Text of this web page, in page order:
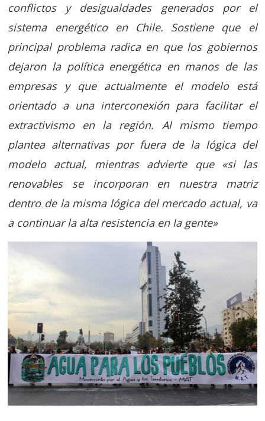
conflictos y desigualdades generados por el
sistema energético en Chile. Sostiene que el
principal problema radica en que los gobiernos
dejaron la política energética en manos de las
empresas y que actualmente el modelo está
orientado a una interconexión para facilitar el
extractivismo en la región. Al mismo tiempo
plantea alternativas por fuera de la lógica del
modelo actual, mientras advierte que «si las
renovables se incorporan en nuestra matriz
dentro de la misma lógica del mercado actual, va
a continuar la alta resistencia en la gente»